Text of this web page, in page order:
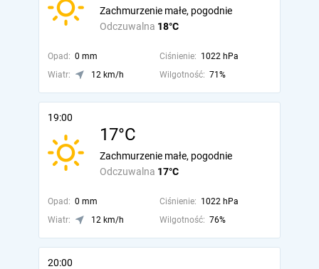
Odczuwalna 18°C
Zachmurzenie małe, pogodnie
Opad: 0 mm Ciśnienie: 1022 hPa
Wiatr:
12 km/h Wilgotność: 71%
19:00
17°C
Odczuwalna 17°C
Zachmurzenie małe, pogodnie
Opad: 0 mm Ciśnienie: 1022 hPa
Wiatr:
12 km/h Wilgotność: 76%
20:00